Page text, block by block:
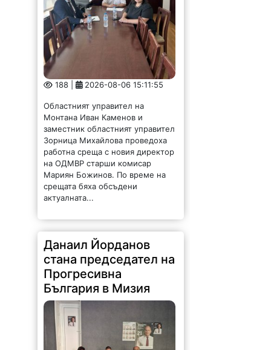
188 | 2026-08-06 15:11:55
Областният управител на
Монтана Иван Каменов и
заместник областният управител
Зорница Михайлова проведоха
работна среща с новия директор
на ОДМВР старши комисар
Мариян Божинов. По време на
срещата бяха обсъдени
актуалната...
Данаил Йорданов
стана председател на
Прогресивна
България в Мизия